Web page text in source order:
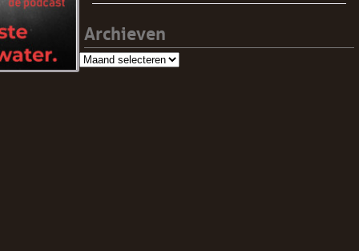
Archieven
Archieven